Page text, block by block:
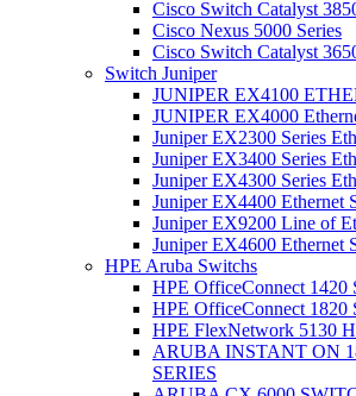
Cisco Switch Catalyst
Cisco Nexus 5000 Series
Cisco Switch Catalyst
Switch Juniper
JUNIPER EX4100
JUNIPER EX4000
Juniper EX2300 Series
Juniper EX3400 Series
Juniper EX4300 Series
Juniper EX4400 Ethernet
Juniper EX9200 Line of
Juniper EX4600 Ethernet
HPE Aruba Switchs
HPE OfficeConnect 1420
HPE OfficeConnect 1820
HPE FlexNetwork 5130
ARUBA INSTANT ON
SERIES